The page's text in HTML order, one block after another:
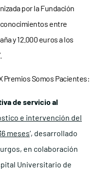
por la Fundación
entre
y 12.000 euros a los
Premios Somos Pacientes:
de servicio al
e intervención del
meses‘, desarrollado
en colaboración
Universitario de